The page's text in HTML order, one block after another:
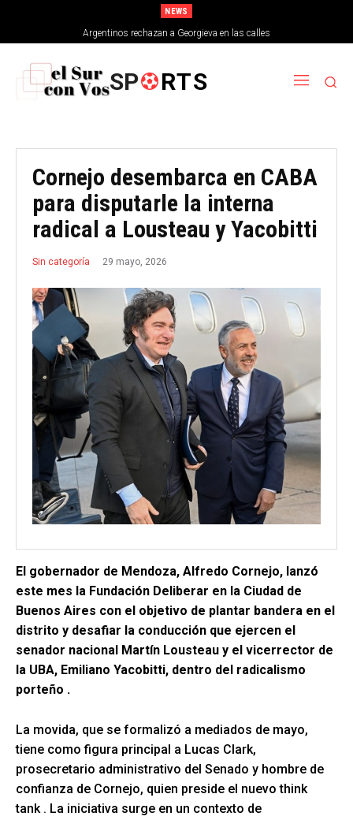
NEWS
Argentinos rechazan a Georgieva en las calles
SP RTS
Cornejo desembarca en CABA
para disputarle la interna
radical a Lousteau y Yacobitti
Sin categoría 29 mayo, 2026
El gobernador de Mendoza, Alfredo Cornejo, lanzó
este mes la Fundación Deliberar en la Ciudad de
Buenos Aires con el objetivo de plantar bandera en el
distrito y desafiar la conducción que ejercen el
senador nacional Martín Lousteau y el vicerrector de
la UBA, Emiliano Yacobitti, dentro del radicalismo
porteño .
La movida, que se formalizó a mediados de mayo,
tiene como figura principal a Lucas Clark,
prosecretario administrativo del Senado y hombre de
confianza de Cornejo, quien preside el nuevo think
tank . La iniciativa surge en un contexto de